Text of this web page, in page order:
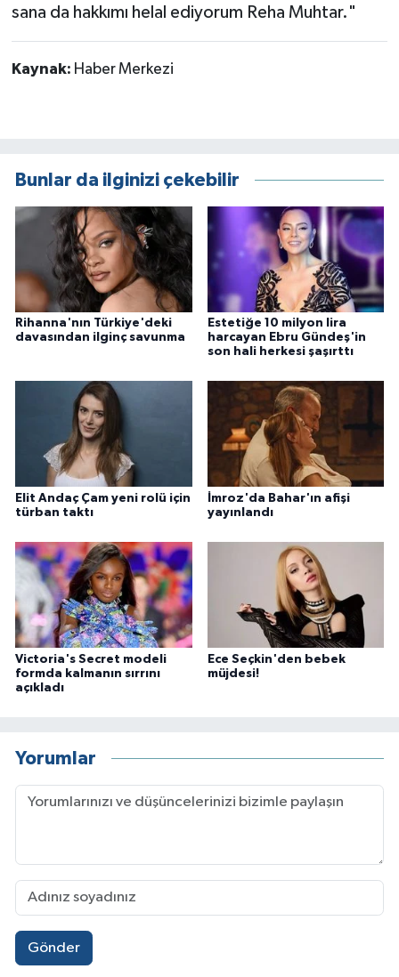
sana da hakkımı helal ediyorum Reha Muhtar."
Kaynak: Haber Merkezi
Bunlar da ilginizi çekebilir
Rihanna'nın Türkiye'deki
davasından ilginç savunma
Estetiğe 10 milyon lira
harcayan Ebru Gündeş'in
son hali herkesi şaşırttı
Elit Andaç Çam yeni rolü için
türban taktı
İmroz'da Bahar'ın afişi
yayınlandı
Victoria's Secret modeli
formda kalmanın sırrını
açıkladı
Ece Seçkin'den bebek
müjdesi!
Yorumlar
Gönder